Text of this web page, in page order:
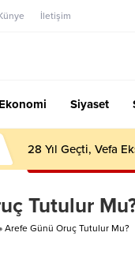
İletişim
Ekonomi Siyaset
28 Yıl Geçti, Vefa
Tutulur
Arefe Günü Oruç Tutulur Mu?